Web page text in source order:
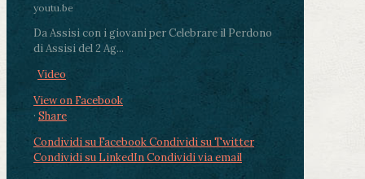
youtu.be
Da Assisi con i giovani per Celebrare il Perdono
di Assisi del 2 Ag...
Video
View on Facebook
· Share
Condividi su FacebookCondividi su Twitter
Condividi su LinkedInCondividi via email